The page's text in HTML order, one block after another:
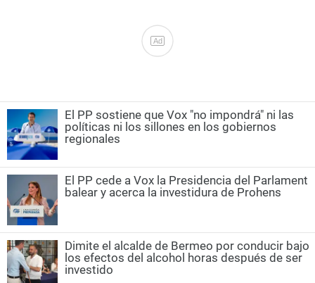
Ad
El PP sostiene que Vox "no impondrá" ni las
políticas ni los sillones en los gobiernos
regionales
El PP cede a Vox la Presidencia del Parlament
balear y acerca la investidura de Prohens
Dimite el alcalde de Bermeo por conducir bajo
los efectos del alcohol horas después de ser
investido